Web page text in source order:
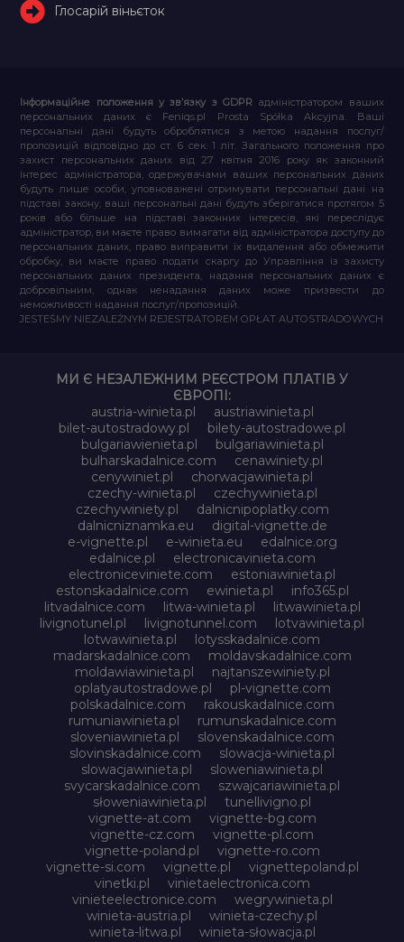
Глосарій віньєток
Інформаційне положення у зв’язку з GDPR адміністратором ваших
персональних даних є Feniqs.pl Prosta Spółka Akcyjna. Ваші
персональні дані будуть оброблятися з метою надання послуг/
пропозицій відповідно до ст. 6 сек. 1 літ. Загального положення про
захист персональних даних від 27 квітня 2016 року як законний
інтерес адміністратора, одержувачами ваших персональних даних
будуть лише особи, уповноважені отримувати персональні дані на
підставі закону, ваші персональні дані будуть зберігатися протягом 5
років або більше на підставі законних інтересів, які переслідує
адміністратор, ви маєте право вимагати від адміністратора доступу до
персональних даних, право виправити їх видалення або обмежити
обробку, ви маєте право подати скаргу до Управління із захисту
персональних даних президента, надання персональних даних є
добровільним, однак ненадання даних може призвести до
неможливості надання послуг/пропозицій.
JESTEŚMY NIEZALEŻNYM REJESTRATOREM OPŁAT AUTOSTRADOWYCH
МИ Є НЕЗАЛЕЖНИМ РЕЄСТРОМ ПЛАТІВ У
ЄВРОПІ:
austria-winieta.pl
austriawinieta.pl
bilet-autostradowy.pl
bilety-autostradowe.pl
bulgariawienieta.pl
bulgariawinieta.pl
bulharskadalnice.com
cenawiniety.pl
cenywiniet.pl
chorwacjawinieta.pl
czechy-winieta.pl
czechywinieta.pl
czechywiniety.pl
dalnicnipoplatky.com
dalnicniznamka.eu
digital-vignette.de
e-vignette.pl
e-winieta.eu
edalnice.org
edalnice.pl
electronicavinieta.com
electroniceviniete.com
estoniawinieta.pl
estonskadalnice.com
ewinieta.pl
info365.pl
litvadalnice.com
litwa-winieta.pl
litwawinieta.pl
livignotunel.pl
livignotunnel.com
lotvawinieta.pl
lotwawinieta.pl
lotysskadalnice.com
madarskadalnice.com
moldavskadalnice.com
moldawiawinieta.pl
najtanszewiniety.pl
oplatyautostradowe.pl
pl-vignette.com
polskadalnice.com
rakouskadalnice.com
rumuniawinieta.pl
rumunskadalnice.com
sloveniawinieta.pl
slovenskadalnice.com
slovinskadalnice.com
slowacja-winieta.pl
slowacjawinieta.pl
sloweniawinieta.pl
svycarskadalnice.com
szwajcariawinieta.pl
słoweniawinieta.pl
tunellivigno.pl
vignette-at.com
vignette-bg.com
vignette-cz.com
vignette-pl.com
vignette-poland.pl
vignette-ro.com
vignette-si.com
vignette.pl
vignettepoland.pl
vinetki.pl
vinietaelectronica.com
vinieteelectronice.com
wegrywinieta.pl
winieta-austria.pl
winieta-czechy.pl
winieta-litwa.pl
winieta-słowacja.pl